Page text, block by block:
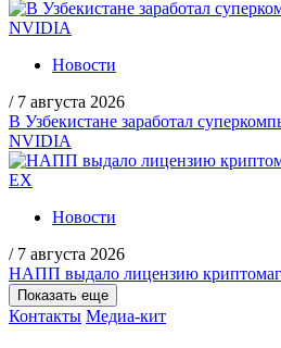
Новости
/ 7 августа 2026
В Узбекистане заработал
NVIDIA
Новости
/ 7 августа 2026
НАПП выдало лицензию
Показать еще
Контакты Медиа-кит